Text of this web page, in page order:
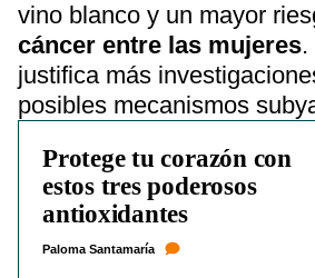
vino blanco y un mayor
cáncer entre las mujeres
justifica más
posibles mecanismos
Protege tu corazón con
estos tres poderosos
antioxidantes
Paloma Santamaría